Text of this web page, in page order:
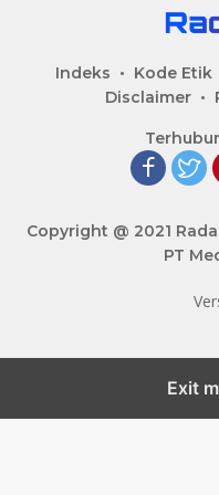
Indeks Kode Etik
Disclaimer
Copyright @ 2021
PT
Exit